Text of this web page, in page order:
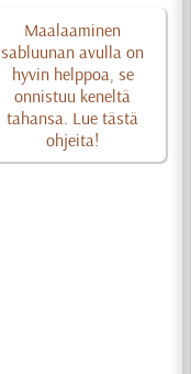
Maalaaminen
sabluunan avulla on
hyvin helppoa, se
onnistuu keneltä
tahansa. Lue tästä
ohjeita!